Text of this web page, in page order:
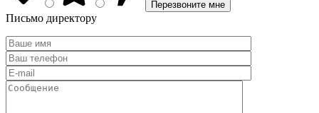
Письмо директору